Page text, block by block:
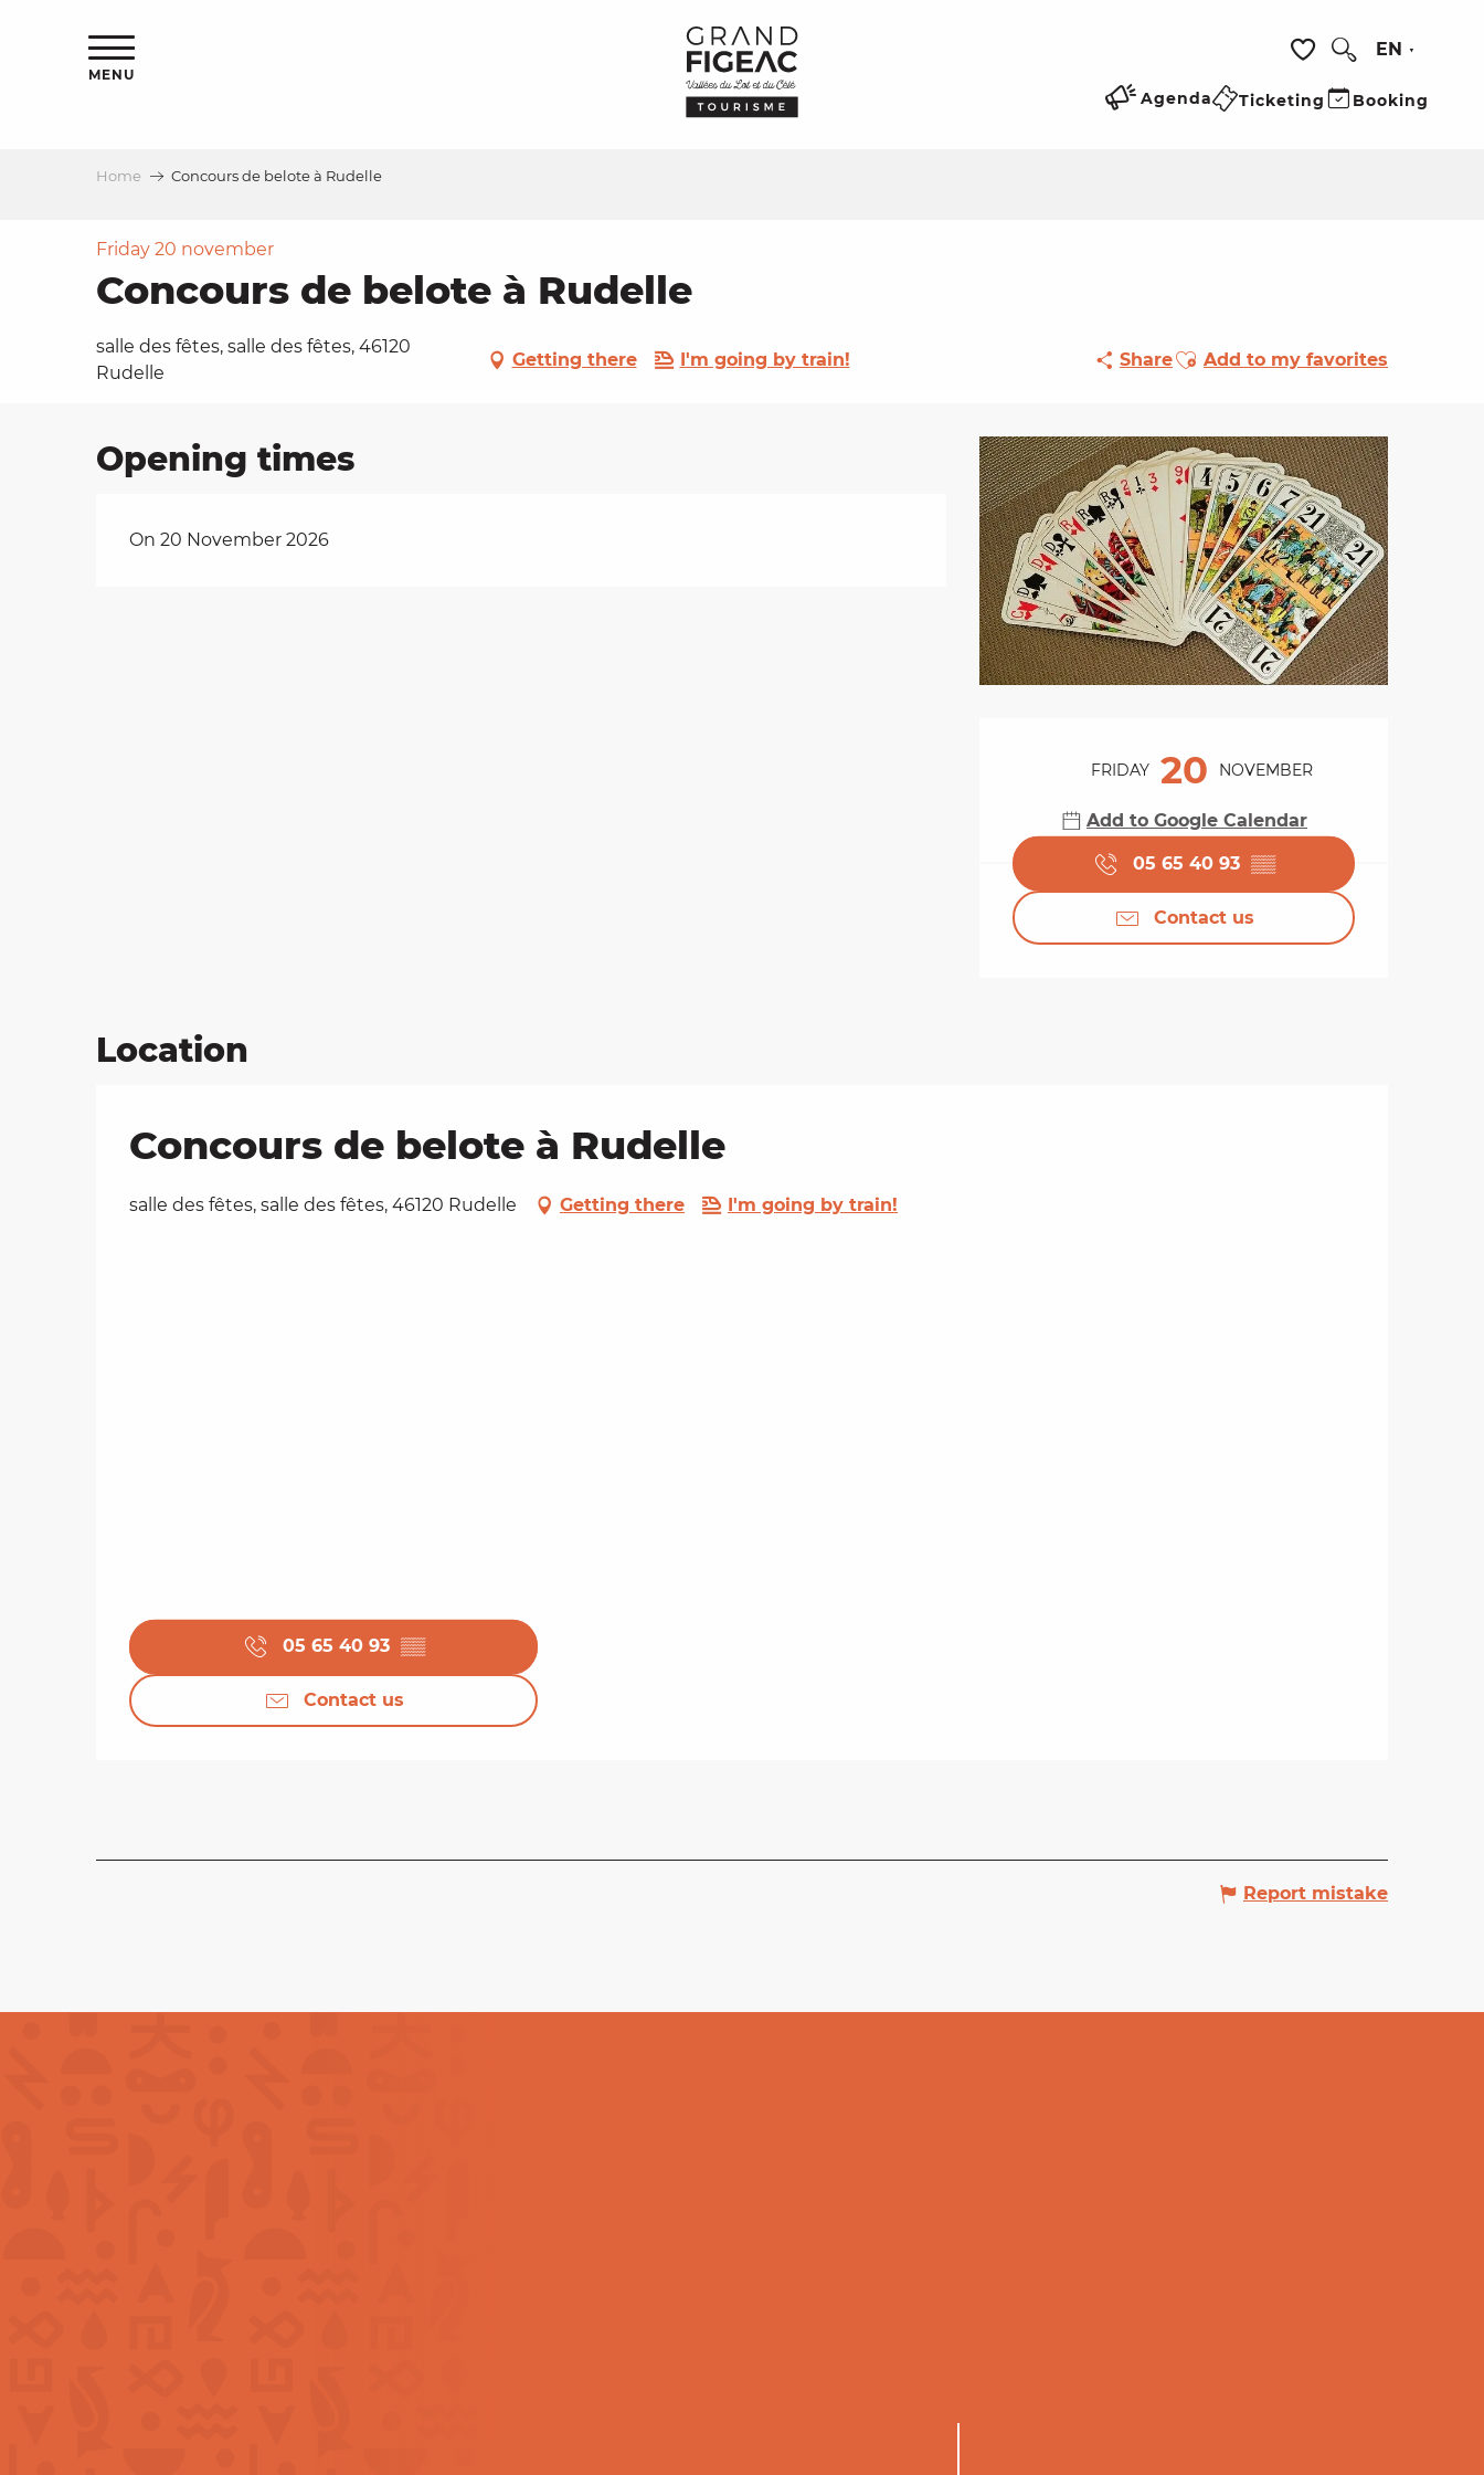
Voir les favoris
EN
MENU
Agenda Ticketing Booking
Home Concours de belote à Rudelle
Friday 20 november
Concours de belote à Rudelle
salle des fêtes, salle des fêtes, 46120
Rudelle
Getting there I'm going by train! ShareAjouter aux favoris
Add to my favorites
Opening hours &
FRIDAY 20 NOVEMBER
Add to Google Calendar
05 65 40 93 ▒▒
Contact us
Opening times
On 20 November 2026
Location
Concours de belote à Rudelle
salle des fêtes, salle des fêtes, 46120 Rudelle Getting there I'm going by train!
05 65 40 93 ▒▒
Contact us
Report mistake